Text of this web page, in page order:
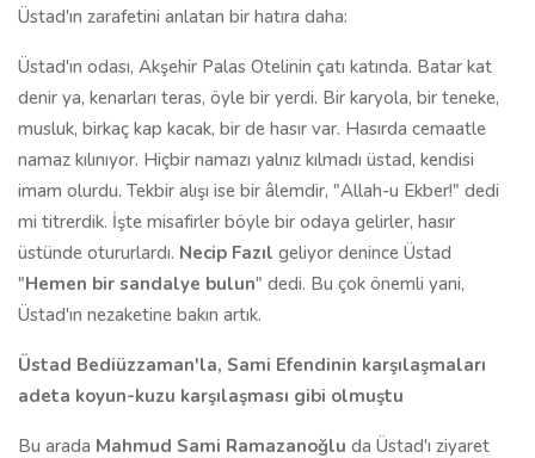
Üstad'ın zarafetini anlatan bir hatıra daha:
Üstad'ın odası, Akşehir Palas Otelinin çatı katında. Batar kat
denir ya, kenarları teras, öyle bir yerdi. Bir karyola, bir teneke,
musluk, birkaç kap kacak, bir de hasır var. Hasırda cemaatle
namaz kılınıyor. Hiçbir namazı yalnız kılmadı üstad, kendisi
imam olurdu. Tekbir alışı ise bir âlemdir, "Allah-u Ekber!" dedi
mi titrerdik. İşte misafirler böyle bir odaya gelirler, hasır
üstünde otururlardı. Necip Fazıl geliyor denince Üstad
"Hemen bir sandalye bulun" dedi. Bu çok önemli yani,
Üstad'ın nezaketine bakın artık.
Üstad Bediüzzaman'la, Sami Efendinin karşılaşmaları
adeta koyun-kuzu karşılaşması gibi olmuştu
Bu arada Mahmud Sami Ramazanoğlu da Üstad'ı ziyaret